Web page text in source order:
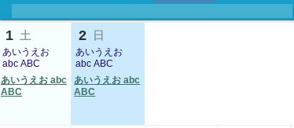
1 土
あいうえお
abc ABC
あいうえお abc
ABC
2 日
あいうえお
abc ABC
あいうえお abc
ABC